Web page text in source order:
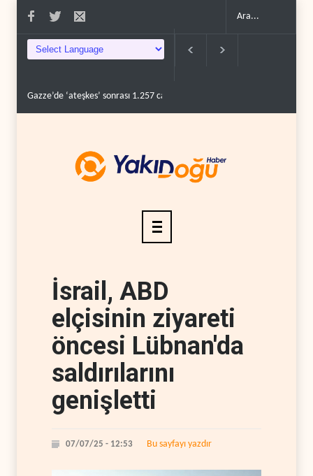
Gazze’de ‘ateşkes’ sonrası 1.257 can kaybı..
İsrail, ABD
elçisinin ziyareti
öncesi Lübnan'da
saldırılarını
genişletti
07/07/25 - 12:53 Bu sayfayı yazdır